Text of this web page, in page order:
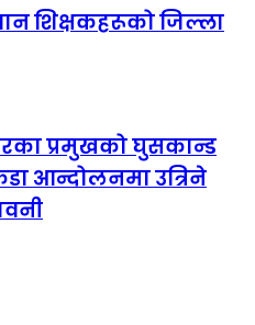
शिक्षकहरूको जिल्ला
प्रमुखको घुसकान्ड
आन्दोलनमा उत्रिने